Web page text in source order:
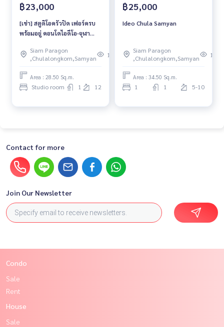
฿23,000
[เช่า] สตูดิโอครัวปิด เฟอร์ครบ
พร้อมอยู่ คอนโดไอดีโอ-จุฬา
Siam Paragon
,Chulalongkorn,Samyan
118
Area : 28.50 Sq.m.
Studio room 1 12
฿25,000
Ideo Chula Samyan
Siam Paragon
,Chulalongkorn,Samyan
111
Area : 34.50 Sq.m.
1 1 5-10
Contact for more
Join Our Newsletter
Condo
Sale
Rent
House
Sale